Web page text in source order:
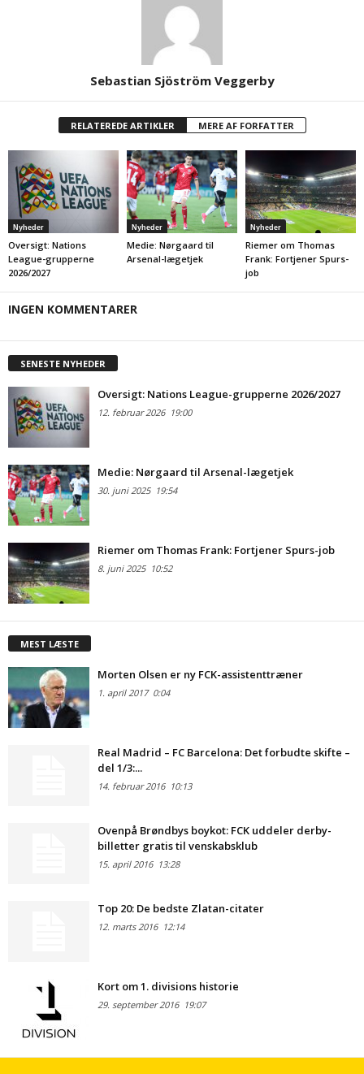
Sebastian Sjöström Veggerby
RELATEREDE ARTIKLER MERE AF FORFATTER
Nyheder
Oversigt: Nations
League-grupperne
2026/2027
Nyheder
Medie: Nørgaard til
Arsenal-lægetjek
Nyheder
Riemer om Thomas
Frank: Fortjener Spurs-
job
INGEN KOMMENTARER
SENESTE NYHEDER
Oversigt: Nations League-grupperne 2026/2027
12. februar 202619:00
Medie: Nørgaard til Arsenal-lægetjek
30. juni 202519:54
Riemer om Thomas Frank: Fortjener Spurs-job
8. juni 202510:52
MEST LÆSTE
Morten Olsen er ny FCK-assistenttræner
1. april 20170:04
Real Madrid – FC Barcelona: Det forbudte skifte –
del 1/3:...
14. februar 201610:13
Ovenpå Brøndbys boykot: FCK uddeler derby-
billetter gratis til venskabsklub
15. april 201613:28
Top 20: De bedste Zlatan-citater
12. marts 201612:14
Kort om 1. divisions historie
29. september 201619:07